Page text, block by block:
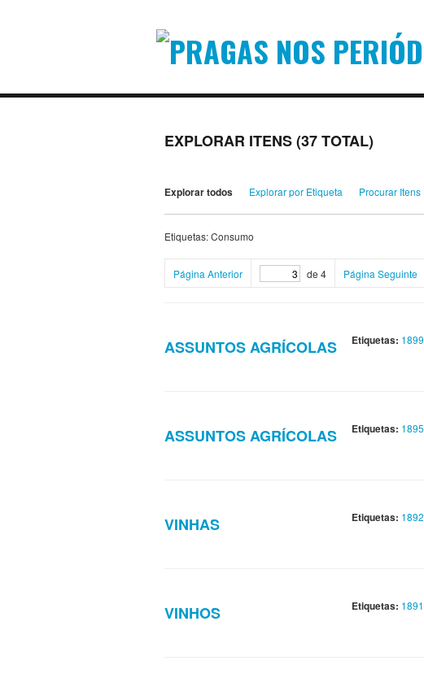
EXPLORAR ITENS (37 TOTAL)
Explorar todos Explorar por Etiqueta Procurar Itens
Etiquetas: Consumo
Página Anterior de 4 Página Seguinte
ASSUNTOS AGRÍCOLAS Etiquetas: 1899
ASSUNTOS AGRÍCOLAS Etiquetas: 1895
VINHAS Etiquetas: 1892
VINHOS Etiquetas: 1891